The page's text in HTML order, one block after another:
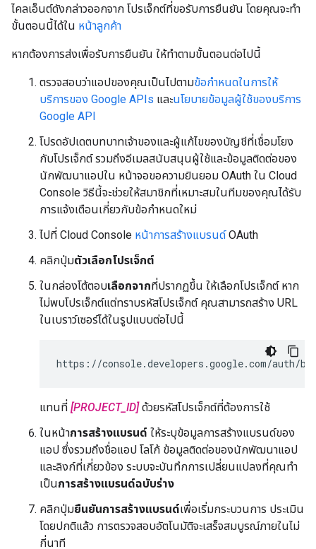
ไคลเอ็นต์ดังกล่าวออกจาก โปรเจ็กต์ที่ขอรับการยืนยัน โดยคุณจะทำ
ขั้นตอนนี้ได้ใน หน้าลูกค้า
หากต้องการส่งเพื่อรับการยืนยัน ให้ทำตามขั้นตอนต่อไปนี้
ตรวจสอบว่าแอปของคุณเป็นไปตามข้อกำหนดในการให้
บริการของ Google APIs และนโยบายข้อมูลผู้ใช้ของบริการ
Google API
โปรดอัปเดตบทบาทเจ้าของและผู้แก้ไขของบัญชีที่เชื่อมโยง
กับโปรเจ็กต์ รวมถึงอีเมลสนับสนุนผู้ใช้และข้อมูลติดต่อของ
นักพัฒนาแอปใน หน้าจอขอความยินยอม OAuth ใน Cloud
Console วิธีนี้จะช่วยให้สมาชิกที่เหมาะสมในทีมของคุณได้รับ
การแจ้งเตือนเกี่ยวกับข้อกำหนดใหม่
ไปที่ Cloud Console หน้าการสร้างแบรนด์OAuth
คลิกปุ่มตัวเลือกโปรเจ็กต์
ในกล่องโต้ตอบเลือกจากที่ปรากฏขึ้น ให้เลือกโปรเจ็กต์ หาก
ไม่พบโปรเจ็กต์แต่ทราบรหัสโปรเจ็กต์ คุณสามารถสร้าง URL
ในเบราว์เซอร์ได้ในรูปแบบต่อไปนี้
https://console.developers.google.com/auth/
แทนที่ [PROJECT_ID]ด้วยรหัสโปรเจ็กต์ที่ต้องการใช้
ในหน้าการสร้างแบรนด์ ให้ระบุข้อมูลการสร้างแบรนด์ของ
แอป ซึ่งรวมถึงชื่อแอป โลโก้ ข้อมูลติดต่อของนักพัฒนาแอป
และลิงก์ที่เกี่ยวข้อง ระบบจะบันทึกการเปลี่ยนแปลงที่คุณทำ
เป็นการสร้างแบรนด์ฉบับร่าง
คลิกปุ่มยืนยันการสร้างแบรนด์เพื่อเริ่มกระบวนการ ประเมิน
โดยปกติแล้ว การตรวจสอบอัตโนมัติจะเสร็จสมบูรณ์ภายในไม่
กี่นาที